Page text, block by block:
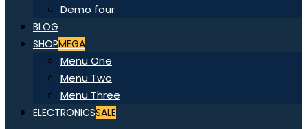
Demo four
BLOG
SHOPMEGA
Menu One
Menu Two
Menu Three
ELECTRONICSSALE